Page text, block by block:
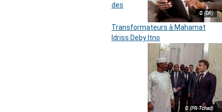
© (DR)
des
Transformateurs à Mahamat
Idriss Deby Itno
© (PR-Tchad)